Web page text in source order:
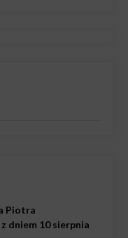
Piotra
dniem 10 sierpnia